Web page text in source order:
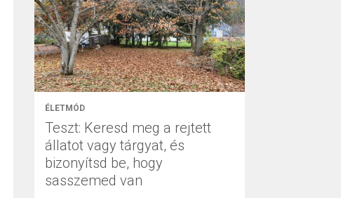
ÉLETMÓD
Teszt: Keresd meg a rejtett
állatot vagy tárgyat, és
bizonyítsd be, hogy
sasszemed van